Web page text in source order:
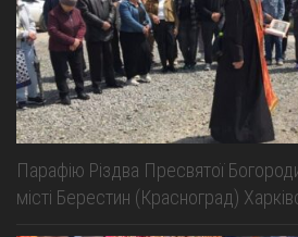
Парафію Різдва Пресвятої
місті Берестин (Красноград)